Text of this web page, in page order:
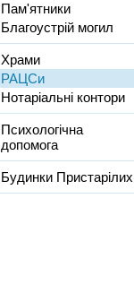
Пам'ятники
Благоустрій могил
Храми
РАЦСи
Нотаріальні контори
Психологічна
допомога
Будинки Пристарілих